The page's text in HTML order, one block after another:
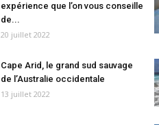
expérience que l’on vous conseille
de...
20 juillet 2022
Cape Arid, le grand sud sauvage
de l’Australie occidentale
13 juillet 2022